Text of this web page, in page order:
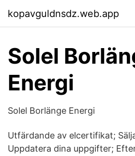
kopavguldnsdz.web.app
Solel
Energi
Solel Borlänge Energi
Utfärdande av elcertifikat;
Uppdatera dina uppgifter;